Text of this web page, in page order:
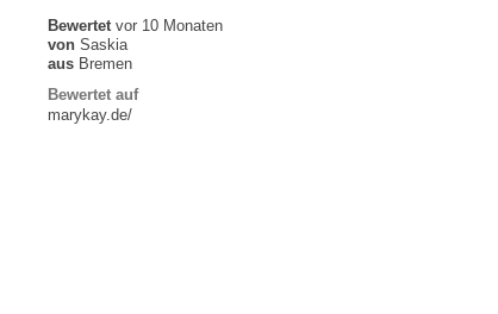
Bewertetvor 10 Monaten
von Saskia
aus Bremen
Bewertet auf
marykay.de/